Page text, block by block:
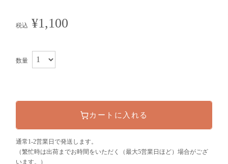
税込 ¥1,100
数量
カートに入れる
通常1-2営業日で発送します。
（繁忙時は出荷までお時間をいただく（最大5営業日ほど）場合がござ
います。）